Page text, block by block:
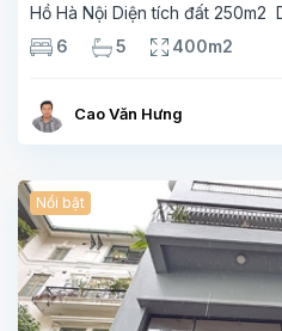
Hồ Hà Nội Diện tích đất 250m2
Xây 4 tầng, 6 phòng ngủ 5
khách , phòng bếp-1wc Tầng 2,
6 5 400m2
Cao Văn Hưng
Nổi bật